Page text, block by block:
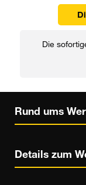
Die
Rund ums
Details zum